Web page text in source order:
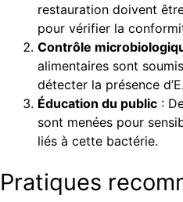
restauration doivent
pour vérifier la
Contrôle
alimentaires sont
détecter la présence
Éducation du public :
sont menées pour
liés à cette bactérie.
Pratiques